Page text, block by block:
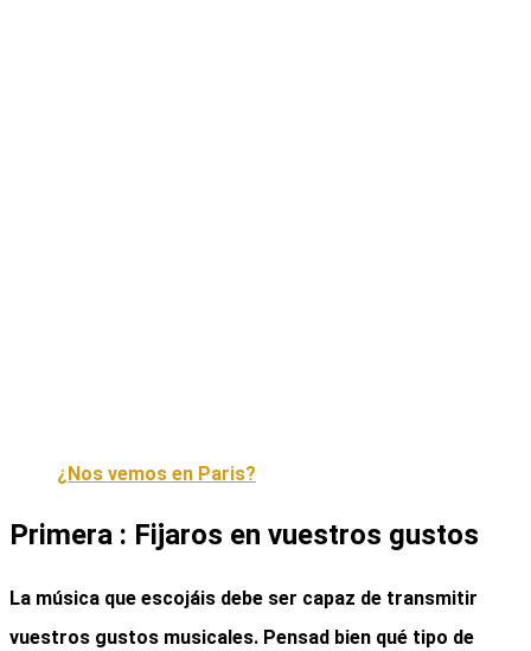
¿Nos vemos en Paris?
Primera : Fijaros en vuestros gustos
La música que escojáis debe ser capaz de transmitir
vuestros gustos musicales. Pensad bien qué tipo de